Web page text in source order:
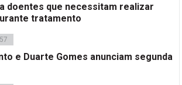
doentes que necessitam realizar
tratamento
e Duarte Gomes anunciam segunda